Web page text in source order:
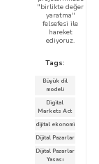
"birlikte değer
yaratma"
felsefesi ile
hareket
ediyoruz.
Tags:
Büyük dil
modeli
Digital
Markets Act
dijital ekonomi
Dijital Pazarlar
Dijital Pazarlar
Yasası